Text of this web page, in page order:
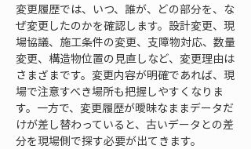
変更履歴では、いつ、誰が、どの部分を、な
ぜ変更したのかを確認します。設計変更、現
場協議、施工条件の変更、支障物対応、数量
変更、構造物位置の見直しなど、変更理由は
さまざまです。変更内容が明確であれば、現
場で注意すべき場所も把握しやすくなりま
す。一方で、変更履歴が曖昧なままデータだ
けが差し替わっていると、古いデータとの差
分を現場側で探す必要が出てきます。